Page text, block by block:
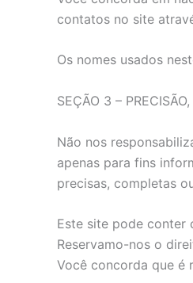
contatos no site
Os nomes usados
SEÇÃO 3 –
Não nos
apenas para fins
precisas, completas
Este site pode conter
Reservamo-nos o
Você concorda que é